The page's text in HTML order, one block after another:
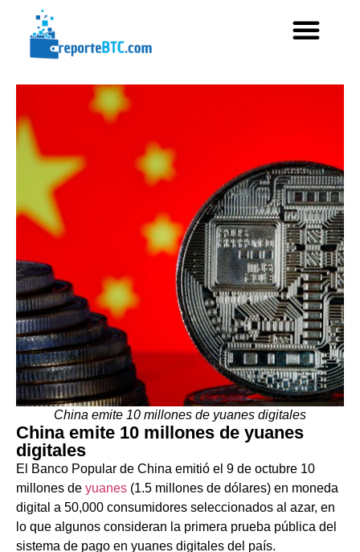
China emite 10 millones de yuanes digitales
China emite 10 millones de yuanes
digitales
El Banco Popular de China emitió el 9 de octubre 10
millones de yuanes (1.5 millones de dólares) en moneda
digital a 50,000 consumidores seleccionados al azar, en
lo que algunos consideran la primera prueba pública del
sistema de pago en yuanes digitales del país.